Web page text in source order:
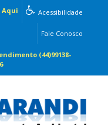
Acessibilidade
Aqui
Fale Conosco
(44)99138-